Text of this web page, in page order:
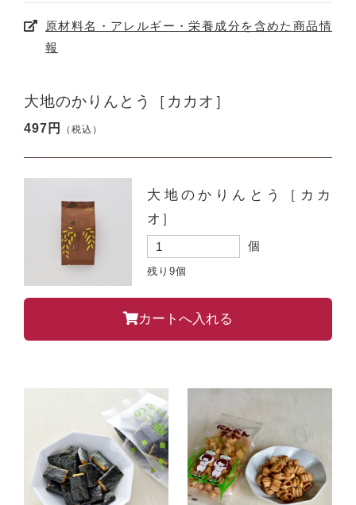
原材料名・アレルギー・栄養成分を含めた商品情
報
大地のかりんとう［カカオ］
497円 （税込）
大地のかりんとう［カカ
オ］
個
残り9個
カートへ入れる